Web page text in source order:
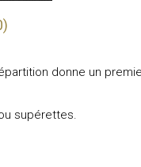
donne un
supérettes.